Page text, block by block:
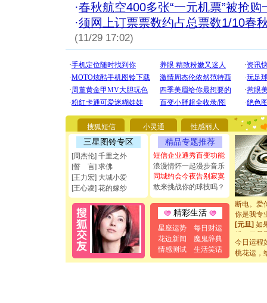
·春秋航空400多张“一元机票”被抢购
·须网上订票票数约占总票数1/10春
(11/29 17:02)
搜狐短信 小灵通 性感丽人
三星图铃专区
[周杰伦] 千里之外
[誓 言] 求佛
[王力宏] 大城小爱
[王心凌] 花的嫁纱
精品专题推荐
短信企业通秀百变功能
浪漫情怀一起漫步音乐
同城约会今夜告别寂寞
敢来挑战你的球技吗？
精彩生活
星座运势
每日财运
花边新闻
魔鬼辞典
情感测试
生活笑话
[圣诞节]
你太多，
要平安
[圣诞节]
能正大光
都要快乐
[圣诞节]
如意,快
[元旦]看
断电。爱
你是我专
[元旦]如
起；二是
离。水
[元旦]当
泣，这痛
今日运程
桃花运，